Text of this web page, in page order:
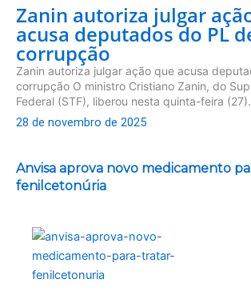
Zanin autoriza julgar
acusa deputados do PL
corrupção
Zanin autoriza julgar ação que acusa
corrupção O ministro Cristiano Zanin, do
Federal (STF), liberou nesta quinta-feira
28 de novembro de 2025
Anvisa aprova novo medicamento
fenilcetonúria